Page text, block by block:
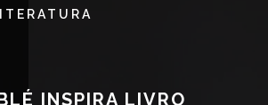
INSPIRA LIVRO